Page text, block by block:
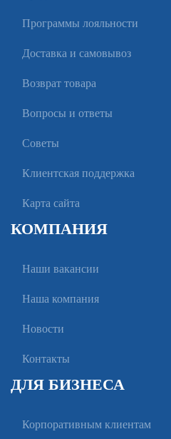
Программы лояльности
Доставка и самовывоз
Возврат товара
Вопросы и ответы
Советы
Клиентская поддержка
Карта сайта
КОМПАНИЯ
Наши вакансии
Наша компания
Новости
Контакты
ДЛЯ БИЗНЕСА
Корпоративным клиентам